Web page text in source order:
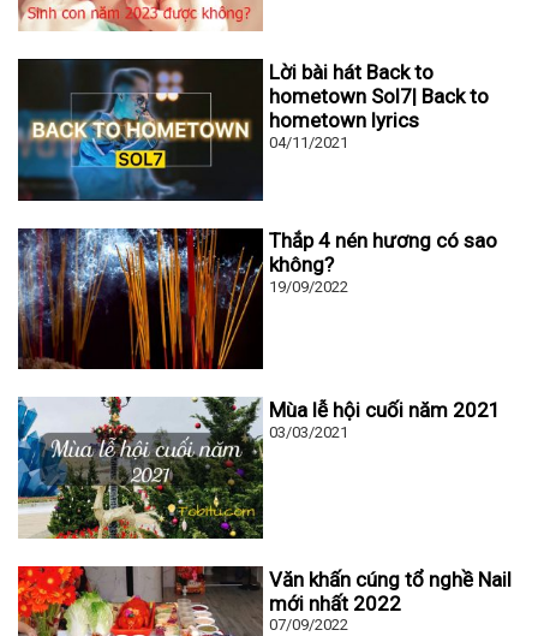
Lời bài hát Back to
hometown Sol7| Back to
hometown lyrics
04/11/2021
Thắp 4 nén hương có sao
không?
19/09/2022
Mùa lễ hội cuối năm 2021
03/03/2021
Văn khấn cúng tổ nghề Nail
mới nhất 2022
07/09/2022